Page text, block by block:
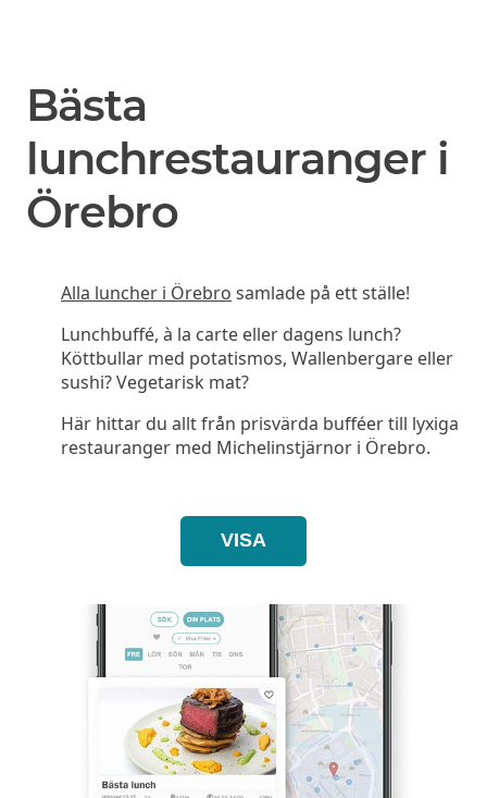
Bästa
lunchrestauranger i
Örebro
Alla luncher i Örebro samlade på ett ställe!
Lunchbuffé, à la carte eller dagens lunch?
Köttbullar med potatismos, Wallenbergare eller
sushi? Vegetarisk mat?
Här hittar du allt från prisvärda bufféer till lyxiga
restauranger med Michelinstjärnor i Örebro.
VISA